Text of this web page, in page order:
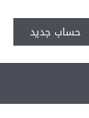
حساب جديد